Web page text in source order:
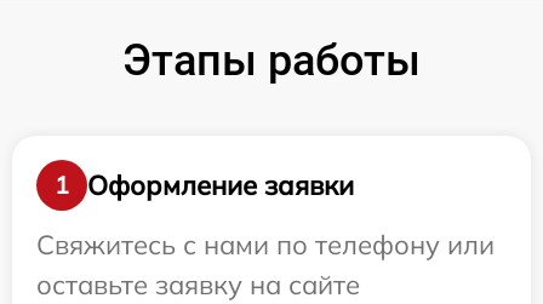
Этапы работы
1
Оформление заявки
Свяжитесь с нами по телефону или
оставьте заявку на сайте